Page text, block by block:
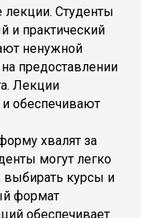
Студенты
и практический
ненужной
предоставлении
Лекции
обеспечивают
хвалят за
могут легко
выбирать курсы и
формат
обеспечивает